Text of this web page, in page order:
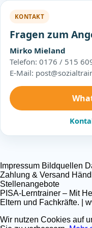
KONTAKT
Fragen zum
Mirko Mieland
Telefon: 0176 / 515
E-Mail:
Impressum Bildquellen
Zahlung & Versand
Stellenangebote
PISA-Lerntrainer – Mit
Eltern und Fachkräfte. |
Wir nutzen Cookies auf